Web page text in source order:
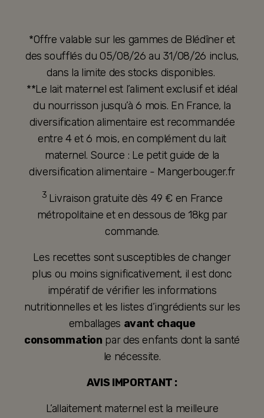
*Offre valable sur les gammes de Blédîner et
des soufflés du 05/08/26 au 31/08/26 inclus,
dans la limite des stocks disponibles.
**Le lait maternel est l’aliment exclusif et idéal
du nourrisson jusqu’à 6 mois. En France, la
diversification alimentaire est recommandée
entre 4 et 6 mois, en complément du lait
maternel. Source : Le petit guide de la
diversification alimentaire - Mangerbouger.fr
3 Livraison gratuite dès 49 € en France
métropolitaine et en dessous de 18kg par
commande.
Les recettes sont susceptibles de changer
plus ou moins significativement, il est donc
impératif de vérifier les informations
nutritionnelles et les listes d’ingrédients sur les
emballages avant chaque
consommation par des enfants dont la santé
le nécessite.
AVIS IMPORTANT :
L’allaitement maternel est la meilleure